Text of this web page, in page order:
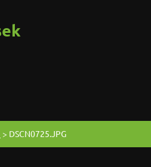
> DSCN0725.JPG